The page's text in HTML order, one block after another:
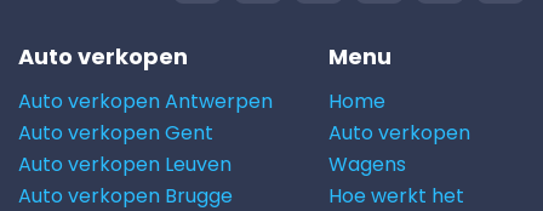
Auto verkopen
Auto verkopen Antwerpen
Auto verkopen Gent
Auto verkopen Leuven
Auto verkopen Brugge
Menu
Home
Auto verkopen
Wagens
Hoe werkt het